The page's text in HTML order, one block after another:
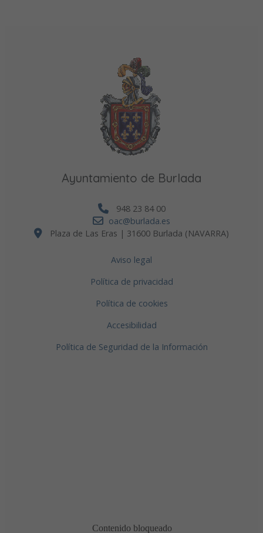
Ayuntamiento de Burlada
948 23 84 00
oac@burlada.es
Plaza de Las Eras | 31600 Burlada (NAVARRA)
Aviso legal
Política de privacidad
Política de cookies
Accesibilidad
Política de Seguridad de la Información